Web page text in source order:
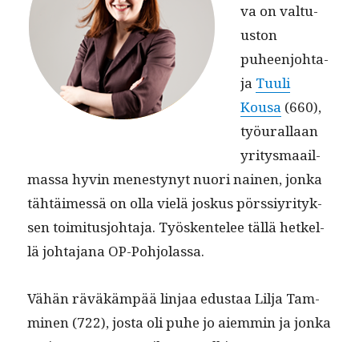
va on val­tu­
us­ton
puheen­jo­hta­
ja Tuuli
Kousa (660),
työu­ral­laan
yri­tys­maail­
mas­sa hyvin men­estynyt nuori nainen, jon­ka
tähtäimessä on olla vielä joskus pörssiyri­tyk­
sen toim­i­tusjo­hta­ja. Työsken­telee täl­lä het­kel­
lä johta­jana OP-Pohjolassa.
Vähän räväkäm­pää lin­jaa edus­taa Lil­ja Tam­
mi­nen (722), jos­ta oli puhe jo aiem­min ja jon­ka